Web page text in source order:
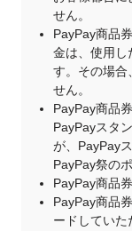
せん。
PayPay商品
金は、使用し
す。その場合
せん。
PayPay商品
PayPayスタ
が、PayPay
PayPay祭の
PayPay商品
PayPay商品
ードしてい